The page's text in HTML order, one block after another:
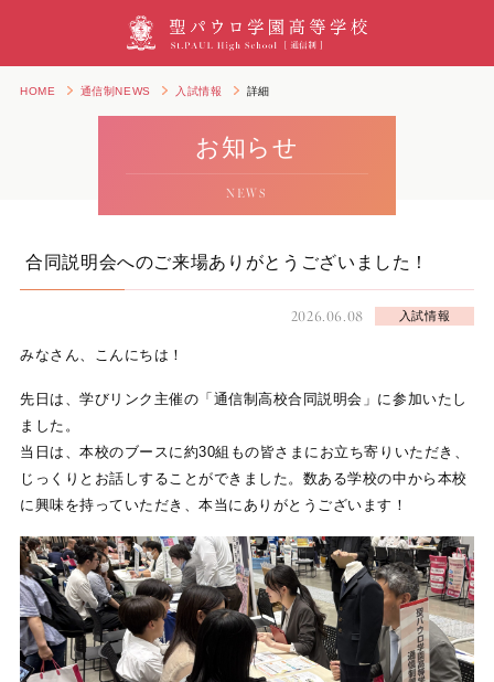
HOME 通信制NEWS 入試情報 詳細
お知らせ
NEWS
合同説明会へのご来場ありがとうございました！
2026.06.08 入試情報
みなさん、こんにちは！
先日は、学びリンク主催の「通信制高校合同説明会」に参加いたし
ました。
当日は、本校のブースに約30組もの皆さまにお立ち寄りいただき、
じっくりとお話しすることができました。数ある学校の中から本校
に興味を持っていただき、本当にありがとうございます！